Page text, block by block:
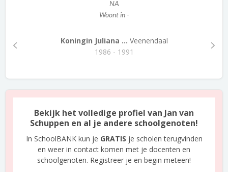
NA
Woont in -
Koningin Juliana ... Veenendaal
1986 - 1991
Bekijk het volledige profiel van Jan van
Schuppen en al je andere schoolgenoten!
In SchoolBANK kun je GRATIS je scholen terugvinden
en weer in contact komen met je docenten en
schoolgenoten. Registreer je en begin meteen!